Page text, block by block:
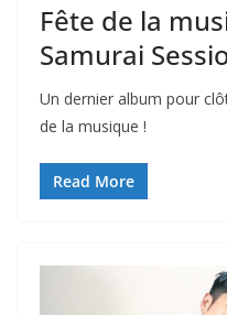
Fête de la
Samurai
Un dernier album pour
de la musique !
Read More